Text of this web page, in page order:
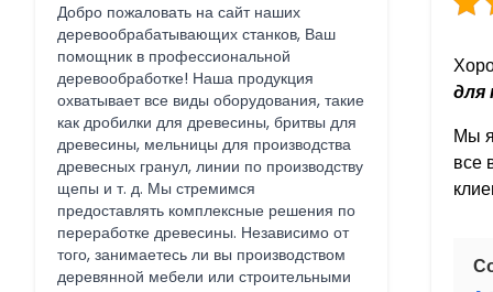
Добро пожаловать на сайт наших
деревообрабатывающих станков, Ваш
помощник в профессиональной
деревообработке! Наша продукция
охватывает все виды оборудования, такие
как дробилки для древесины, бритвы для
древесины, мельницы для производства
древесных гранул, линии по производству
щепы и т. д. Мы стремимся
предоставлять комплексные решения по
переработке древесины. Независимо от
того, занимаетесь ли вы производством
деревянной мебели или строительными
для
Мы
все